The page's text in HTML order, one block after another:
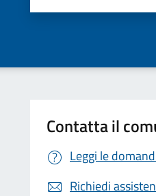
Contatta il
Leggi le
Richiedi